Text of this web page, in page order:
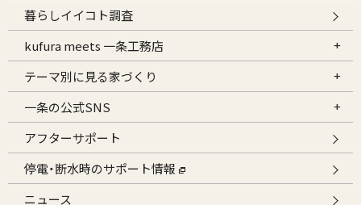
暮らしイイコト調査
kufura meets 一条工務店
テーマ別に見る家づくり
一条の公式SNS
アフターサポート
停電・断水時のサポート情報
ニュース